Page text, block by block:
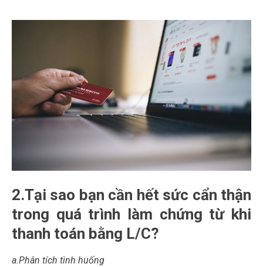
2.Tại sao bạn cần hết sức cẩn thận
trong quá trình làm chứng từ khi
thanh toán bằng L/C?
a.Phân tích tình huống